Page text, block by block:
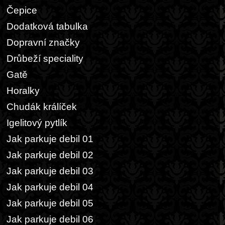
Čepice
Dodatková tabulka
Dopravní značky
Drůbeží speciality
Gatě
Horalky
Chudák králíček
Igelitový pytlík
Jak parkuje debil 01
Jak parkuje debil 02
Jak parkuje debil 03
Jak parkuje debil 04
Jak parkuje debil 05
Jak parkuje debil 06